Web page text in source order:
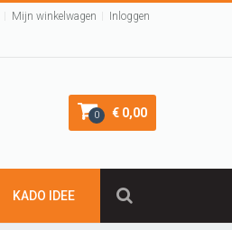
Mijn winkelwagen Inloggen
0 € 0,00
KADO IDEE